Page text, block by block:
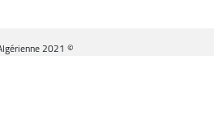
© Radio Algérienne 2021